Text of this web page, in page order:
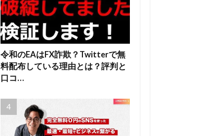
令和のEAはFX詐欺？Twitterで無
料配布している理由とは？評判と
口コ…